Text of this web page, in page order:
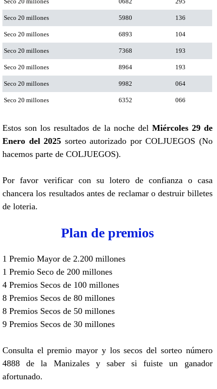
Seco 20 millones 5980 136
Seco 20 millones 6893 104
Seco 20 millones 7368 193
Seco 20 millones 8964 193
Seco 20 millones 9982 064
Seco 20 millones 6352 066
Estos son los resultados de la noche del Miércoles 29 de
Enero del 2025 sorteo autorizado por COLJUEGOS (No
hacemos parte de COLJUEGOS).
Por favor verificar con su lotero de confianza o casa
chancera los resultados antes de reclamar o destruir billetes
de loteria.
Plan de premios
1 Premio Mayor de 2.200 millones
1 Premio Seco de 200 millones
4 Premios Secos de 100 millones
8 Premios Secos de 80 millones
8 Premios Secos de 50 millones
9 Premios Secos de 30 millones
Consulta el premio mayor y los secos del sorteo número
4888 de la Manizales y saber si fuiste un ganador
afortunado.